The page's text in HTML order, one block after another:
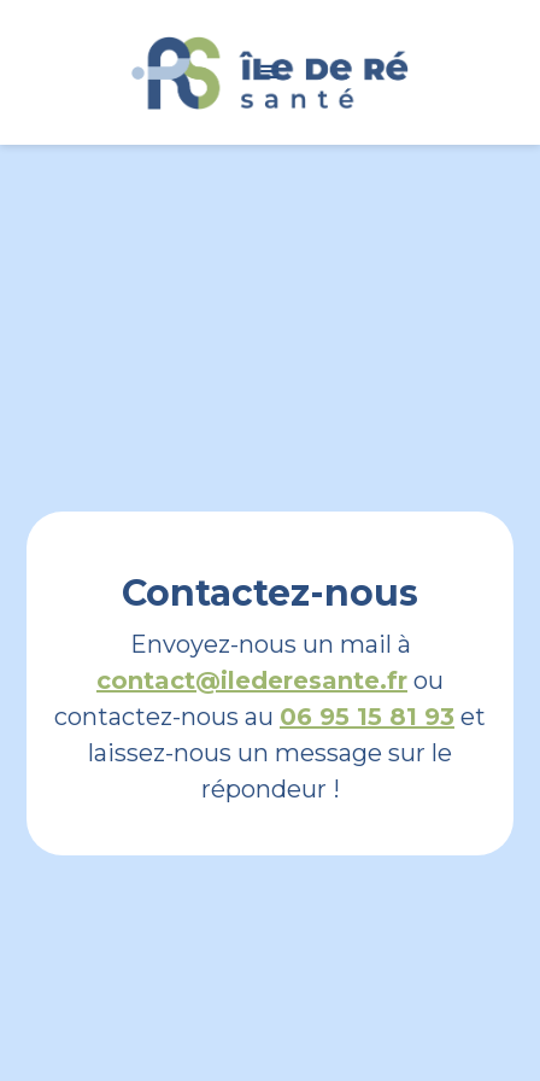
Contactez-nous
Envoyez-nous un mail à
contact@ilederesante.fr ou
contactez-nous au 06 95 15 81 93 et
laissez-nous un message sur le
répondeur !